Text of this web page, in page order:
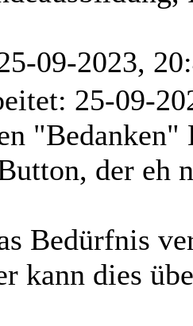
09-2023,
25-09-
der eh
Bedürfnis
kann dies